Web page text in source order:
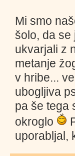
Mi smo
šolo, da se
ukvarjali z
metanje
v hribe...
ubogljiva
pa še tega
okroglo
uporabljal,